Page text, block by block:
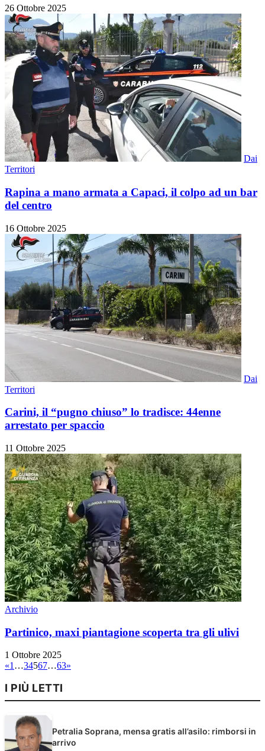
26 Ottobre 2025
Dai
Territori
Rapina a mano armata a Capaci, il colpo ad un bar
del centro
16 Ottobre 2025
Dai
Territori
Carini, il “pugno chiuso” lo tradisce: 44enne
arrestato per spaccio
11 Ottobre 2025
Archivio
Partinico, maxi piantagione scoperta tra gli ulivi
1 Ottobre 2025
«1 …34567…63»
I PIÙ LETTI
Petralia Soprana, mensa gratis all’asilo: rimborsi in
arrivo